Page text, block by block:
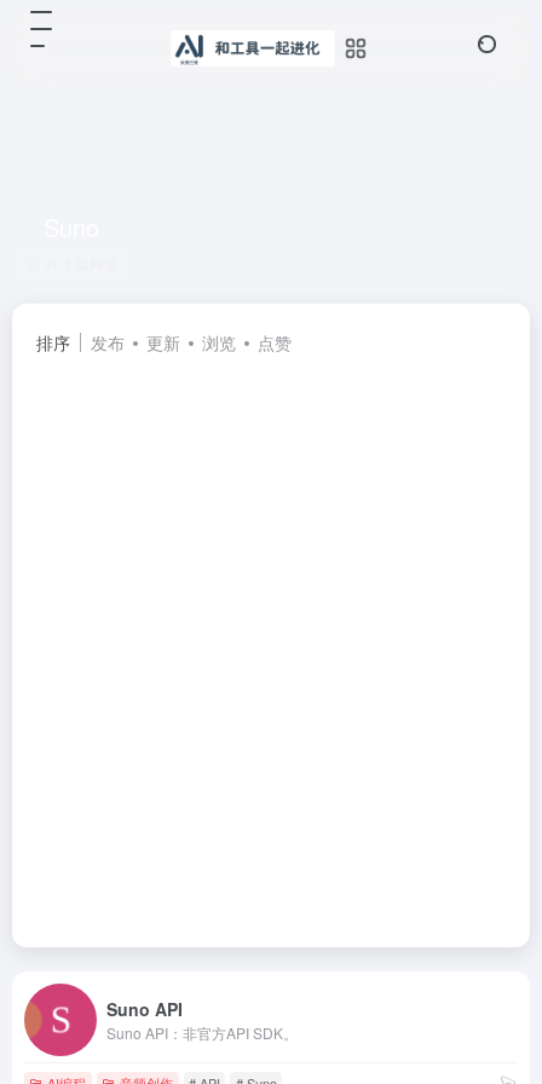
排序 发布 更新 浏览 点赞
Suno API
Suno API：非官方API SDK。